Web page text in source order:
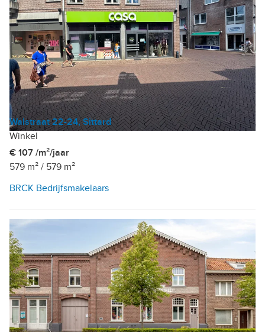
Walstraat 22-24, Sittard
Winkel
€ 107 /m²/jaar
579 m² / 579 m²
BRCK Bedrijfsmakelaars